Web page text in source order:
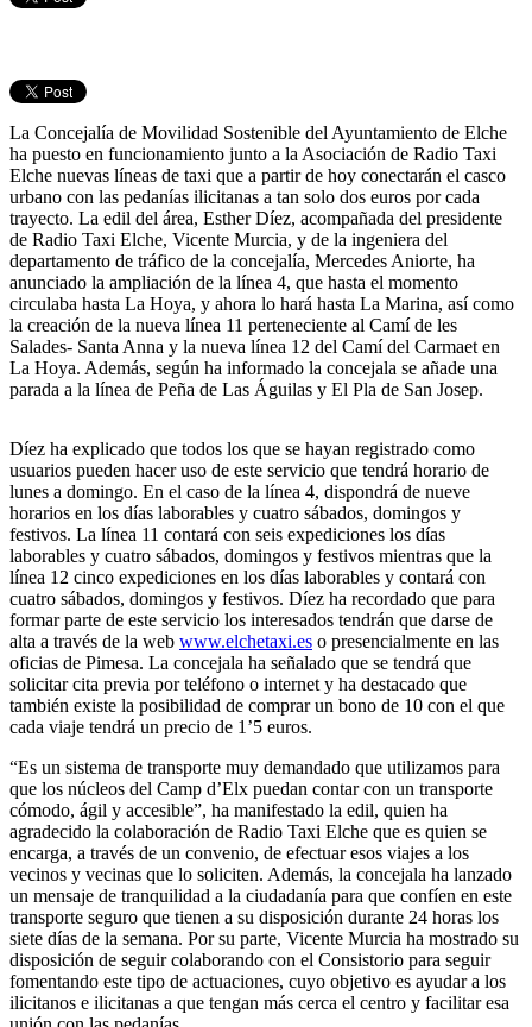
La Concejalía de Movilidad Sostenible del Ayuntamiento de Elche
ha puesto en funcionamiento junto a la Asociación de Radio Taxi
Elche nuevas líneas de taxi que a partir de hoy conectarán el casco
urbano con las pedanías ilicitanas a tan solo dos euros por cada
trayecto. La edil del área, Esther Díez, acompañada del presidente
de Radio Taxi Elche, Vicente Murcia, y de la ingeniera del
departamento de tráfico de la concejalía, Mercedes Aniorte, ha
anunciado la ampliación de la línea 4, que hasta el momento
circulaba hasta La Hoya, y ahora lo hará hasta La Marina, así como
la creación de la nueva línea 11 perteneciente al Camí de les
Salades- Santa Anna y la nueva línea 12 del Camí del Carmaet en
La Hoya. Además, según ha informado la concejala se añade una
parada a la línea de Peña de Las Águilas y El Pla de San Josep.
Díez ha explicado que todos los que se hayan registrado como
usuarios pueden hacer uso de este servicio que tendrá horario de
lunes a domingo. En el caso de la línea 4, dispondrá de nueve
horarios en los días laborables y cuatro sábados, domingos y
festivos. La línea 11 contará con seis expediciones los días
laborables y cuatro sábados, domingos y festivos mientras que la
línea 12 cinco expediciones en los días laborables y contará con
cuatro sábados, domingos y festivos. Díez ha recordado que para
formar parte de este servicio los interesados tendrán que darse de
alta a través de la web www.elchetaxi.es o presencialmente en las
oficias de Pimesa. La concejala ha señalado que se tendrá que
solicitar cita previa por teléfono o internet y ha destacado que
también existe la posibilidad de comprar un bono de 10 con el que
cada viaje tendrá un precio de 1’5 euros.
“Es un sistema de transporte muy demandado que utilizamos para
que los núcleos del Camp d’Elx puedan contar con un transporte
cómodo, ágil y accesible”, ha manifestado la edil, quien ha
agradecido la colaboración de Radio Taxi Elche que es quien se
encarga, a través de un convenio, de efectuar esos viajes a los
vecinos y vecinas que lo soliciten. Además, la concejala ha lanzado
un mensaje de tranquilidad a la ciudadanía para que confíen en este
transporte seguro que tienen a su disposición durante 24 horas los
siete días de la semana. Por su parte, Vicente Murcia ha mostrado su
disposición de seguir colaborando con el Consistorio para seguir
fomentando este tipo de actuaciones, cuyo objetivo es ayudar a los
ilicitanos e ilicitanas a que tengan más cerca el centro y facilitar esa